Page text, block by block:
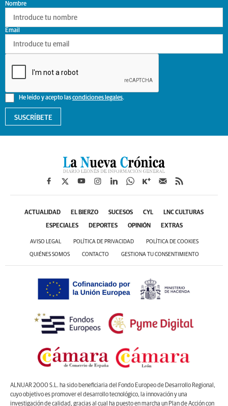
Nombre
He leído y acepto lascondiciones legales.
Email
SUSCRÍBETE
ACTUALIDAD EL BIERZO SUCESOS CYL LNC CULTURAS
ESPECIALES DEPORTES OPINIÓN EXTRAS
AVISO LEGAL POLÍTICA DE PRIVACIDAD POLÍTICA DE COOKIES
QUIÉNES SOMOS CONTACTO GESTIONA TU CONSENTIMIENTO
ALNUAR 2000 S.L. ha sido beneficiaria del Fondo Europeo de Desarrollo Regional,
cuyo objetivo es promover el desarrollo tecnológico, la innovación y una
investigación de calidad, gracias al cual ha puesto en marcha un Plan de Acción con